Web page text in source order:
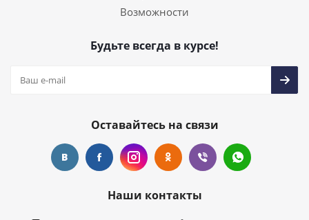
Возможности
Будьте всегда в курсе!
Оставайтесь на связи
Наши контакты